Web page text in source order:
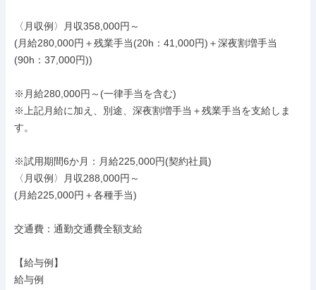
〈月収例〉月収358,000円～
(月給280,000円＋残業手当(20h：41,000円)＋深夜割増手当
(90h：37,000円))
※月給280,000円～(一律手当を含む)
※上記月給に加え、別途、深夜割増手当＋残業手当を支給しま
す。
※試用期間6か月：月給225,000円(契約社員)
〈月収例〉月収288,000円～
(月給225,000円＋各種手当)
交通費：通勤交通費全額支給
【給与例】
給与例